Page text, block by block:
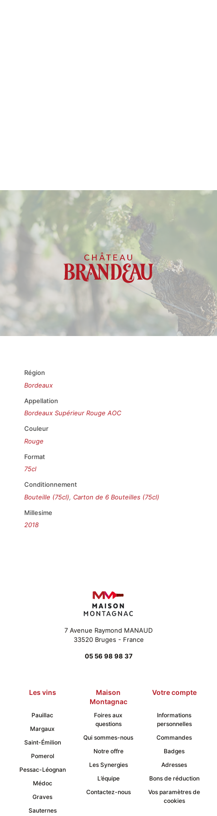
Région
Bordeaux
Appellation
Bordeaux Supérieur Rouge AOC
Couleur
Rouge
Format
75cl
Conditionnement
Bouteille (75cl), Carton de 6 Bouteilles (75cl)
Millesime
2018
7 Avenue Raymond MANAUD
33520 Bruges - France
05 56 98 98 37
Les vins
Maison
Montagnac
Votre compte
Pauillac
Margaux
Saint-Émilion
Pomerol
Pessac-Léognan
Médoc
Graves
Sauternes
Foires aux
questions
Qui sommes-nous
Notre offre
Les Synergies
L’équipe
Contactez-nous
Informations
personnelles
Commandes
Badges
Adresses
Bons de réduction
Vos paramètres de
cookies